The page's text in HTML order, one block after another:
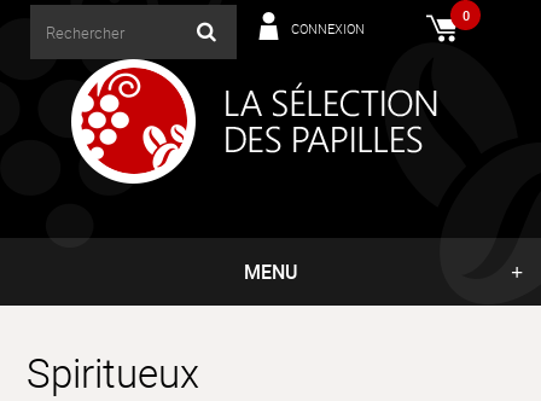
0
CONNEXION
MENU
Spiritueux